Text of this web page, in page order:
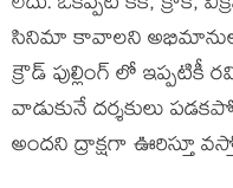
సినిమా కావాలని అభిమానులు
క్రౌడ్ పుల్లింగ్ లో ఇప్పటికీ
వాడుకునే దర్శకులు
అందని ద్రాక్షగా ఊరిస్తూ